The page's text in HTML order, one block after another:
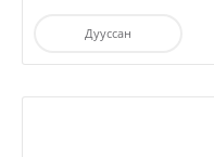
Дууссан